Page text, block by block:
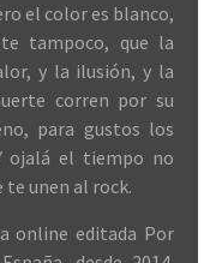
el color es blanco,
tampoco, que la
y la ilusión, y la
corren por su
para gustos los
ojalá el tiempo no
unen al rock.
online editada Por